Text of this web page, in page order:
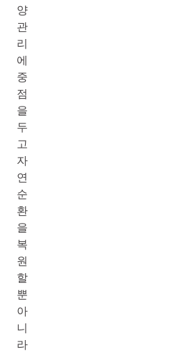
양
관
리
에
중
점
을
두
고
자
연
순
환
을
복
원
할
뿐
아
니
라